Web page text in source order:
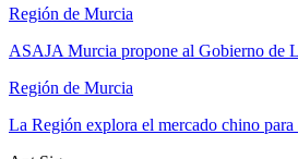
Región de Murcia
ASAJA Murcia propone al Gobierno de
Región de Murcia
La Región explora el mercado chino